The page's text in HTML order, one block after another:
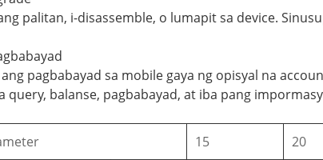
palitan, i-disassemble, o lumapit sa device.
pagbabayad sa mobile gaya ng opisyal na
query, balanse, pagbabayad, at iba pang
15 20